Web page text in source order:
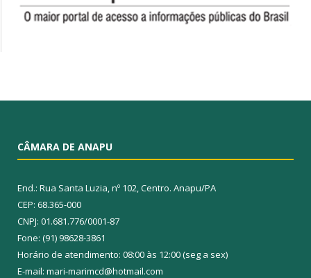
CÂMARA DE ANAPU
End.: Rua Santa Luzia, nº 102, Centro. Anapu/PA
CEP: 68.365-000
CNPJ: 01.681.776/0001-87
Fone: (91) 98628-3861
Horário de atendimento: 08:00 às 12:00 (seg a sex)
E-mail: mari-marimcd@hotmail.com